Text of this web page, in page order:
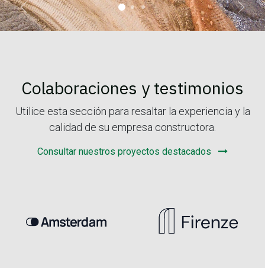
Anterior
Colaboraciones y testimonios
Utilice esta sección para resaltar la experiencia y la
calidad de su empresa constructora.
Consultar nuestros proyectos destacados